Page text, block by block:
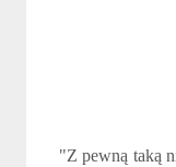
"Z pewną taką